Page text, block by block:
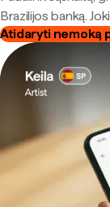
Brazilijos banką.
Atidaryti nemoką